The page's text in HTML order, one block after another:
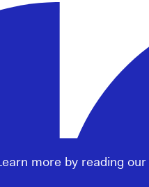
more by reading our